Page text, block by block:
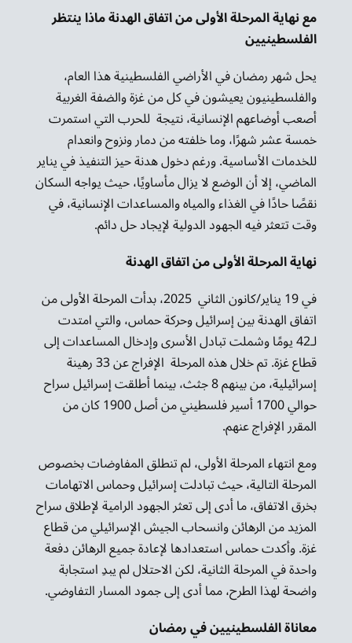
مع نهاية المرحلة الأولى من اتفاق الهدنة ماذا ينتظر
الفلسطينيين
يحل شهر رمضان في الأراضي الفلسطينية هذا العام،
والفلسطينيون يعيشون في كل من غزة والضفة الغربية
أصعب أوضاعهم الإنسانية، نتيجة للحرب التي استمرت
خمسة عشر شهرًا، وما خلفته من دمار ونزوح وانعدام
للخدمات الأساسية. ورغم دخول هدنة حيز التنفيذ في يناير
الماضي، إلا أن الوضع لا يزال مأساويًا، حيث يواجه السكان
نقصًا حادًا في الغذاء والمياه والمساعدات الإنسانية، في
وقت تتعثر فيه الجهود الدولية لإيجاد حل دائم.
نهاية المرحلة الأولى من اتفاق الهدنة
في 19 يناير/كانون الثاني 2025، بدأت المرحلة الأولى من
اتفاق الهدنة بين إسرائيل وحركة حماس، والتي امتدت
لـ42 يومًا وشملت تبادل الأسرى وإدخال المساعدات إلى
قطاع غزة. تم خلال هذه المرحلة الإفراج عن 33 رهينة
إسرائيلية، من بينهم 8 جثث، بينما أطلقت إسرائيل سراح
حوالي 1700 أسير فلسطيني من أصل 1900 كان من
المقرر الإفراج عنهم.
ومع انتهاء المرحلة الأولى، لم تنطلق المفاوضات بخصوص
المرحلة التالية، حيث تبادلت إسرائيل وحماس الاتهامات
بخرق الاتفاق، ما أدى إلى تعثر الجهود الرامية لإطلاق سراح
المزيد من الرهائن وانسحاب الجيش الإسرائيلي من قطاع
غزة. وأكدت حماس استعدادها لإعادة جميع الرهائن دفعة
واحدة في المرحلة الثانية، لكن الاحتلال لم يبدِ استجابة
واضحة لهذا الطرح، مما أدى إلى جمود المسار التفاوضي.
معاناة الفلسطينيين في رمضان